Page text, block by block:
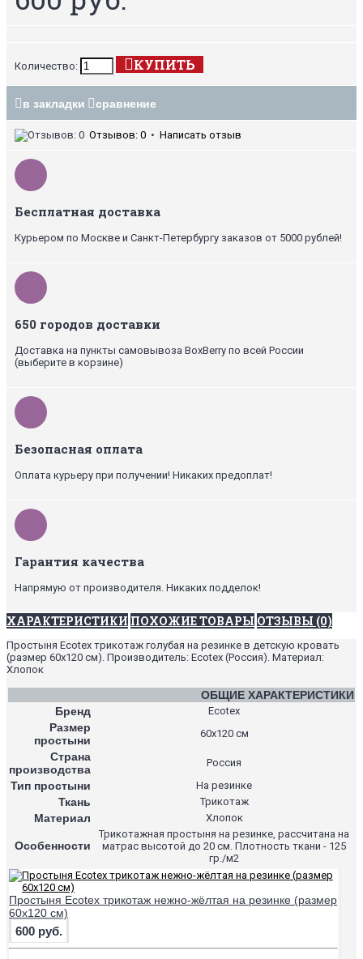
Количество: КУПИТЬ
в закладки сравнение
Отзывов: 0 • Написать отзыв
Бесплатная доставка
Курьером по Москве и Санкт-Петербургу заказов от 5000 рублей!
650 городов доставки
Доставка на пункты самовывоза BoxBerry по всей России
(выберите в корзине)
Безопасная оплата
Оплата курьеру при получении! Никаких предоплат!
Гарантия качества
Напрямую от производителя. Никаких подделок!
ХАРАКТЕРИСТИКИ ПОХОЖИЕ ТОВАРЫ ОТЗЫВЫ (0)
Простыня Ecotex трикотаж голубая на резинке в детскую кровать
(размер 60х120 см). Производитель: Ecotex (Россия). Материал:
Хлопок
ОБЩИЕ ХАРАКТЕРИСТИКИ
Бренд
Ecotex
Размер
простыни
60х120 см
Страна
производства
Россия
Тип простыни На резинке
Ткань Трикотаж
Материал Хлопок
Особенности
Трикотажная простыня на резинке, рассчитана на
матрас высотой до 20 см. Плотность ткани - 125
гр./м2
Простыня Ecotex трикотаж нежно-жёлтая на резинке (размер
60х120 см)
600 руб.